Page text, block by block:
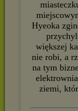
Hyeoka
większej
nie robi, a
na tym
ziemi,